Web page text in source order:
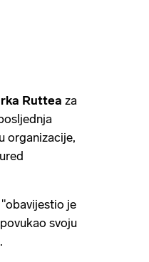
Ruttea za
organizacije,
je
svoju